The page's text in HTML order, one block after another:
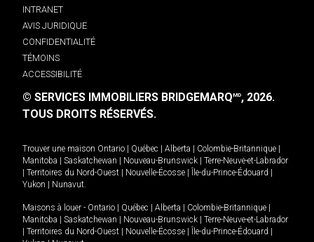
INTRANET
AVIS JURIDIQUE
CONFIDENTIALITÉ
TÉMOINS
ACCESSIBILITÉ
© SERVICES IMMOBILIERS BRIDGEMARQMD, 2026.
TOUS DROITS RÉSERVÉS.
Trouver une maison Ontario | Québec | Alberta | Colombie-Britannique |
Manitoba | Saskatchewan | Nouveau-Brunswick | Terre-Neuve-et-Labrador
| Territoires du Nord-Ouest | Nouvelle-Écosse | Île-du-Prince-Édouard |
Yukon | Nunavut.
Maisons à louer - Ontario | Québec | Alberta | Colombie-Britannique |
Manitoba | Saskatchewan | Nouveau-Brunswick | Terre-Neuve-et-Labrador
| Territoires du Nord-Ouest | Nouvelle-Écosse | Île-du-Prince-Édouard |